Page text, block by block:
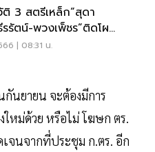
ติ 3 สตรีเหล็ก“สุดา
รัตน์-พวงเพ็ชร”ติดโผ
ษฐา 1”
| 08:31 น.
กันยายน จะต้องมีการ
หม่ด้วย หรือไม่ โฆษก ตร.
จนจากที่ประชุม ก.ตร. อีก